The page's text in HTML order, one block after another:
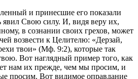
и принесшие его показали
явил Свою силу. И, видя веру их,
в сознании своих грехов, может
возвести к Целителю: «Дерзай,
твои» (Мф. 9:2), которые так
Вот наглядный пример того, как
нам их прежде, чем мы просим, и
просим. Вот видимое оправдание